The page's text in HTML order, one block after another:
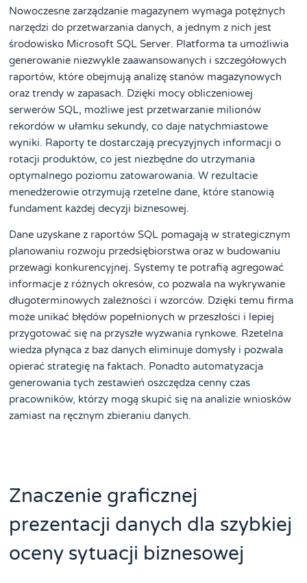
Nowoczesne zarządzanie magazynem wymaga potężnych
narzędzi do przetwarzania danych, a jednym z nich jest
środowisko Microsoft SQL Server. Platforma ta umożliwia
generowanie niezwykle zaawansowanych i szczegółowych
raportów, które obejmują analizę stanów magazynowych
oraz trendy w zapasach. Dzięki mocy obliczeniowej
serwerów SQL, możliwe jest przetwarzanie milionów
rekordów w ułamku sekundy, co daje natychmiastowe
wyniki. Raporty te dostarczają precyzyjnych informacji o
rotacji produktów, co jest niezbędne do utrzymania
optymalnego poziomu zatowarowania. W rezultacie
menedżerowie otrzymują rzetelne dane, które stanowią
fundament każdej decyzji biznesowej.
Dane uzyskane z raportów SQL pomagają w strategicznym
planowaniu rozwoju przedsiębiorstwa oraz w budowaniu
przewagi konkurencyjnej. Systemy te potrafią agregować
informacje z różnych okresów, co pozwala na wykrywanie
długoterminowych zależności i wzorców. Dzięki temu firma
może unikać błędów popełnionych w przeszłości i lepiej
przygotować się na przyszłe wyzwania rynkowe. Rzetelna
wiedza płynąca z baz danych eliminuje domysły i pozwala
opierać strategię na faktach. Ponadto automatyzacja
generowania tych zestawień oszczędza cenny czas
pracowników, którzy mogą skupić się na analizie wniosków
zamiast na ręcznym zbieraniu danych.
Znaczenie graficznej
prezentacji danych dla szybkiej
oceny sytuacji biznesowej